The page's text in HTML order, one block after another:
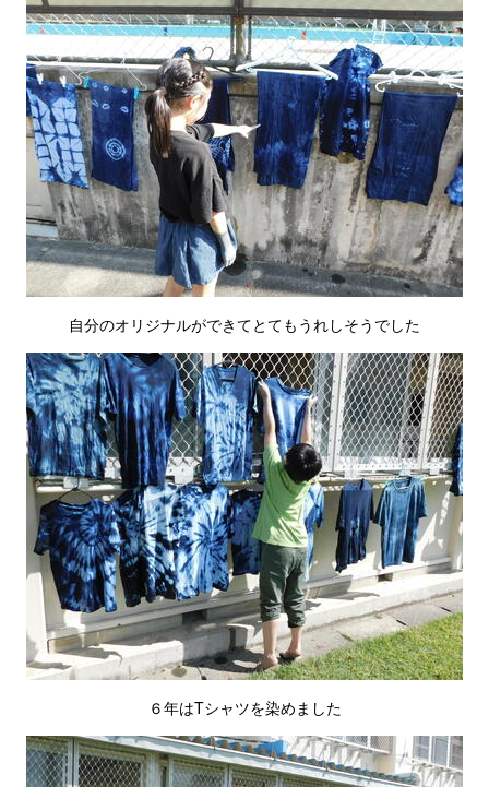
自分のオリジナルができてとてもうれしそうでした
６年はTシャツを染めました